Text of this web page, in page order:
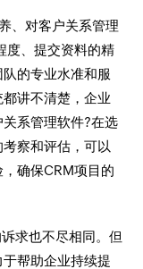
、对客户关系管理
度、提交资料的精
的专业水准和服
讲不清楚，企业
系管理软件?在选
察和评估，可以
确保CRM项目的
求也不尽相同。但
帮助企业持续提